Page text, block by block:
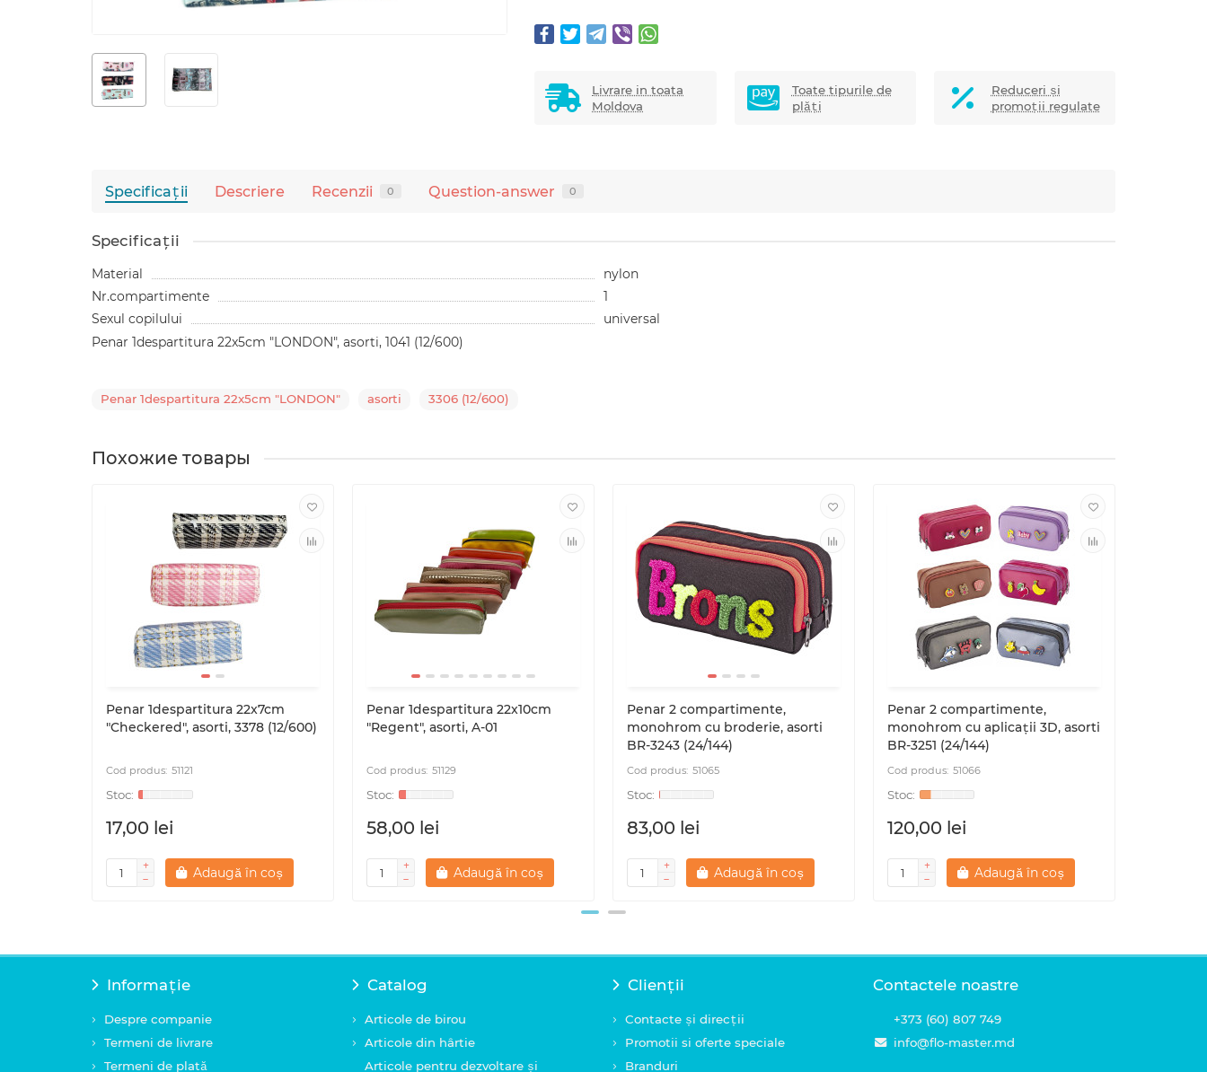
Livrare in toata
Moldova
Toate tipurile de
plăți
Reduceri și
promoții regulate
Specificaţii Descriere Recenzii 0 Question-answer 0
Specificaţii
Material
nylon
Nr.compartimente
1
Sexul copilului
universal
Penar 1despartitura 22x5cm "LONDON", asorti, 1041 (12/600)
Penar 1despartitura 22x5cm "LONDON" asorti 3306 (12/600)
Похожие товары
Penar 1despartitura 22x7cm
"Checkered", asorti, 3378 (12/600)
51121
17,00 lei
Adaugă în coș
Penar 1despartitura 22x10cm
"Regent", asorti, A-01
51129
58,00 lei
Adaugă în coș
Penar 2 compartimente,
monohrom cu broderie, asorti
BR-3243 (24/144)
51065
83,00 lei
Adaugă în coș
Penar 2 compartimente,
monohrom cu aplicații 3D, asorti
BR-3251 (24/144)
51066
120,00 lei
Adaugă în coș
Informație
Despre companie
Termeni de livrare
Termeni de plată
Catalog
Articole de birou
Articole din hârtie
Articole pentru dezvoltare și
Clienții
Contacte și direcții
Promotii si oferte speciale
Branduri
Contactele noastre
+373 (60) 807 749
info@flo-master.md